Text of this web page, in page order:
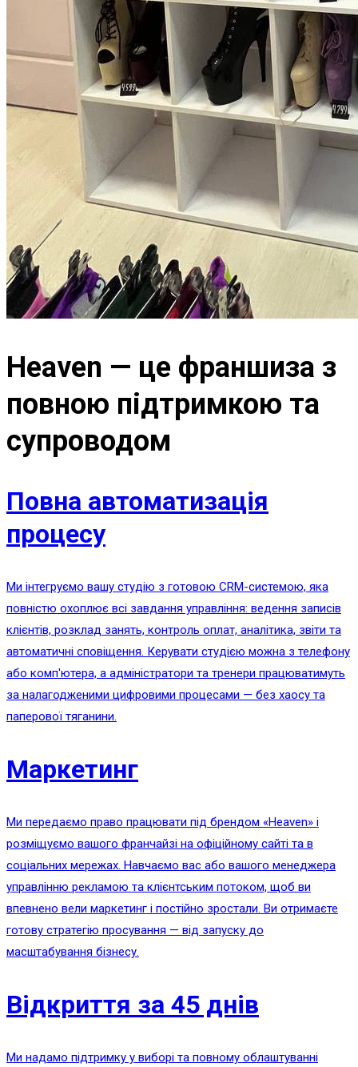
Heaven — це франшиза з
повною підтримкою та
супроводом
Повна автоматизація
процесу
Ми інтегруємо вашу студію з готовою CRM-системою, яка
повністю охоплює всі завдання управління: ведення записів
клієнтів, розклад занять, контроль оплат, аналітика, звіти та
автоматичні сповіщення. Керувати студією можна з телефону
або комп'ютера, а адміністратори та тренери працюватимуть
за налагодженими цифровими процесами — без хаосу та
паперової тяганини.
Маркетинг
Ми передаємо право працювати під брендом «Heaven» і
розміщуємо вашого франчайзі на офіційному сайті та в
соціальних мережах. Навчаємо вас або вашого менеджера
управлінню рекламою та клієнтським потоком, щоб ви
впевнено вели маркетинг і постійно зростали. Ви отримаєте
готову стратегію просування — від запуску до
масштабування бізнесу.
Відкриття за 45 днів
Ми надамо підтримку у виборі та повному облаштуванні